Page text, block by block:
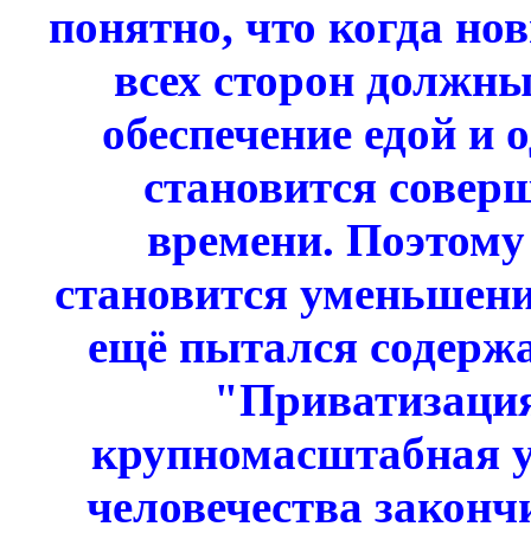
понятно, что когда
всех сторон
обеспечение едой и
становится
времени.
становится
ещё пытался
крупномасштабная
человечества